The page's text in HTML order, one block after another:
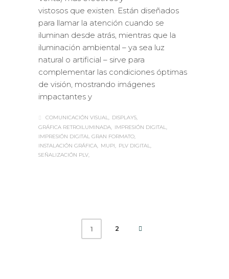
vistosos que existen. Están diseñados
para llamar la atención cuando se
iluminan desde atrás, mientras que la
iluminación ambiental – ya sea luz
natural o artificial – sirve para
complementar las condiciones óptimas
de visión, mostrando imágenes
impactantes y
COMUNICACIÓN VISUAL
DISPLAYS
GRÁFICA RETROILUMINADA
IMPRESIÓN DIGITAL
IMPRESIÓN DIGITAL GRAN FORMATO
INSTALACIÓN GRÁFICA
MUPI
PLV DIGITAL
SEÑALIZACIÓN PLV
1 2